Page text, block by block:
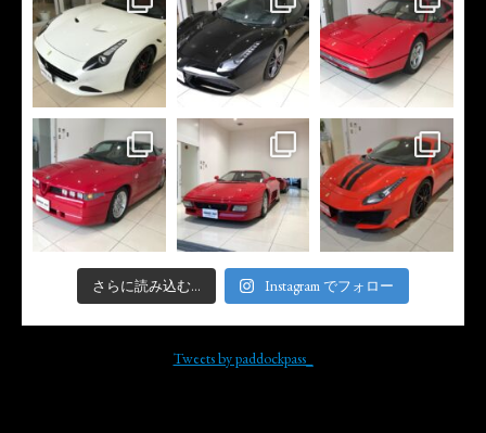
さらに読み込む... Instagram でフォロー
Tweets by paddockpass_